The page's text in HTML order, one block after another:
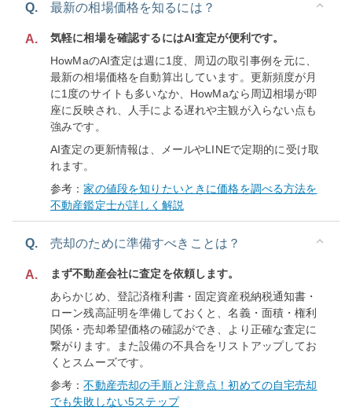
Q. 最新の相場価格を知るには？
A.
気軽に相場を確認するにはAI査定が便利です。
HowMaのAI査定は週に1度、周辺の取引事例を元に、
最新の相場価格を自動算出しています。更新頻度が月
に1度のサイトも多いなか、HowMaなら周辺相場が即
座に反映され、人手による遅れや主観が入らない点も
強みです。
AI査定の更新情報は、メールやLINEで定期的に受け取
れます。
参考：家の値段を知りたいときに価格を調べる方法を
不動産鑑定士が詳しく解説
Q. 売却のために準備すべきことは？
A.
まず不動産会社に査定を依頼します。
あらかじめ、登記済権利書・固定資産税納税通知書・
ローン残高証明を準備しておくと、名義・面積・権利
関係・売却希望価格の確認ができ、より正確な査定に
繋がります。また設備の不具合をリストアップしてお
くとスムーズです。
参考：不動産売却の手順と注意点！初めての自宅売却
でも失敗しない5ステップ